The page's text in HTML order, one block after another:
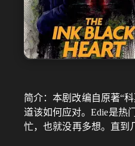
简介：本剧改编自原著“
道该如何应对。Edie是热
忙，也就没再多想。直到